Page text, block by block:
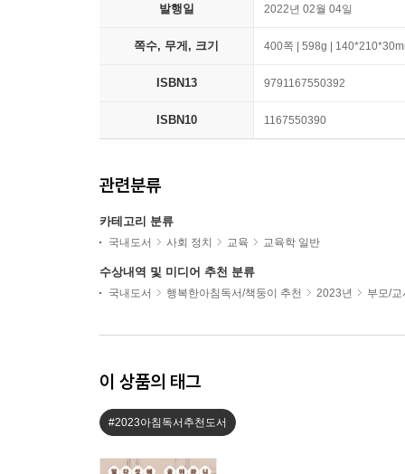
발행일 2022년 02월 04일
쪽수, 무게, 크기 400쪽 | 598g |
ISBN13 9791167550392
ISBN10 1167550390
관련분류
카테고리 분류
국내도서 사회 정치 교육 교육학 일반
수상내역 및 미디어 추천 분류
국내도서 행복한아침독서/책둥이 추천 2023년 부모/교
이 상품의 태그
#2023아침독서추천도서